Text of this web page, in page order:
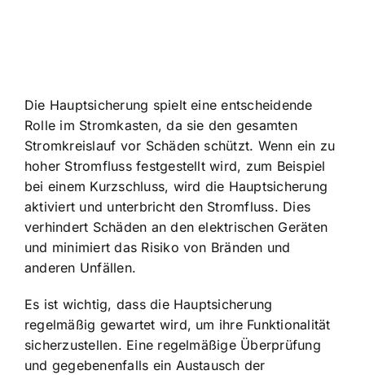
Die Hauptsicherung spielt eine entscheidende
Rolle im Stromkasten, da sie den gesamten
Stromkreislauf vor Schäden schützt. Wenn ein zu
hoher Stromfluss festgestellt wird, zum Beispiel
bei einem Kurzschluss, wird die Hauptsicherung
aktiviert und unterbricht den Stromfluss. Dies
verhindert Schäden an den elektrischen Geräten
und minimiert das Risiko von Bränden und
anderen Unfällen.
Es ist wichtig, dass die Hauptsicherung
regelmäßig gewartet wird, um ihre Funktionalität
sicherzustellen. Eine regelmäßige Überprüfung
und gegebenenfalls ein Austausch der